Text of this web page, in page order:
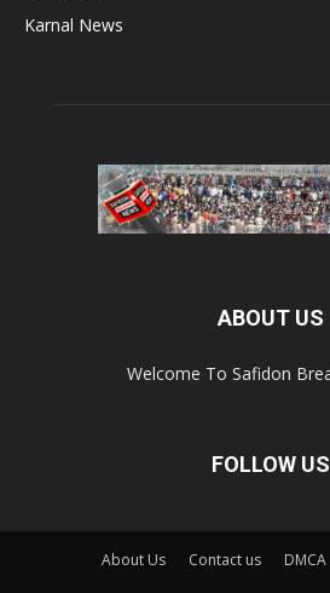
Karnal News
ABOUT US
Welcome To Safidon
FOLLOW US
About Us Contact us DMCA